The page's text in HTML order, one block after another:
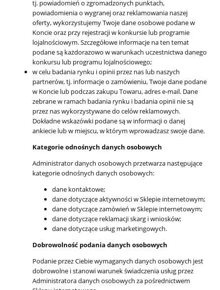
tj. powiadomień o zgromadzonych punktach,
powiadomienia o wygranej oraz reklamowania naszej
oferty, wykorzystujemy Twoje dane osobowe podane w
Koncie oraz przy rejestracji w konkursie lub programie
lojalnościowym. Szczegółowe informacje na ten temat
podane są każdorazowo w warunkach uczestnictwa danego
konkursu lub programu lojalnościowego;
w celu badania rynku i opinii przez nas lub naszych
partnerów, tj. informacje o zamówieniu, Twoje dane podane
w Koncie lub podczas zakupu Towaru, adres e-mail. Dane
zebrane w ramach badania rynku i badania opinii nie są
przez nas wykorzystywane do celów reklamowych.
Dokładne wskazówki podane są w informacji o danej
ankiecie lub w miejscu, w którym wprowadzasz swoje dane.
Kategorie odnośnych danych osobowych
Administrator danych osobowych przetwarza następujące
kategorie odnośnych danych osobowych:
dane kontaktowe;
dane dotyczące aktywności w Sklepie internetowym;
dane dotyczące zamówień w Sklepie internetowym;
dane dotyczące reklamacji skarg i wniosków;
dane dotyczące usług marketingowych.
Dobrowolność podania danych osobowych
Podanie przez Ciebie wymaganych danych osobowych jest
dobrowolne i stanowi warunek świadczenia usług przez
Administratora danych osobowych za pośrednictwem